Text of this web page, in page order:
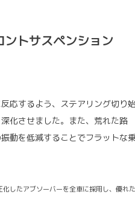
トサスペンション
応するよう、ステアリング切り
化させました。また、荒れた路
動を低減することでフラットな
したアブソーバーを全車に採用し、優れた